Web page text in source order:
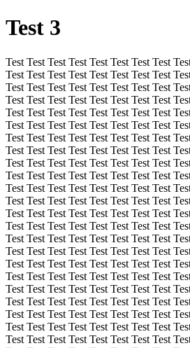
Test 3
Test Test Test Test Test Test Test Test
Test Test Test Test Test Test Test Test
Test Test Test Test Test Test Test Test
Test Test Test Test Test Test Test Test
Test Test Test Test Test Test Test Test
Test Test Test Test Test Test Test Test
Test Test Test Test Test Test Test Test
Test Test Test Test Test Test Test Test
Test Test Test Test Test Test Test Test
Test Test Test Test Test Test Test Test
Test Test Test Test Test Test Test Test
Test Test Test Test Test Test Test Test
Test Test Test Test Test Test Test Test
Test Test Test Test Test Test Test Test
Test Test Test Test Test Test Test Test
Test Test Test Test Test Test Test Test
Test Test Test Test Test Test Test Test
Test Test Test Test Test Test Test Test
Test Test Test Test Test Test Test Test
Test Test Test Test Test Test Test Test
Test Test Test Test Test Test Test Test
Test Test Test Test Test Test Test Test
Test Test Test Test Test Test Test Test